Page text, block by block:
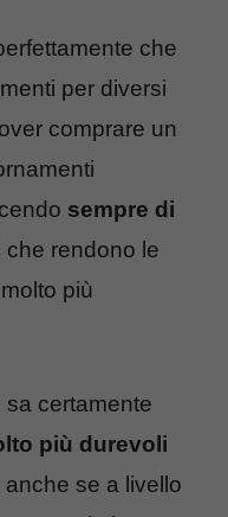
che
per diversi
comprare un
sempre di
che rendono le
più
certamente
più durevoli
se a livello